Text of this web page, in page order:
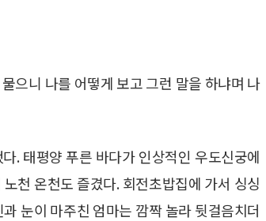
으니 나를 어떻게 보고 그런 말을 하냐며 나
. 태평양 푸른 바다가 인상적인 우도신궁에
천 온천도 즐겼다. 회전초밥집에 가서 싱싱
눈이 마주친 엄마는 깜짝 놀라 뒷걸음치더